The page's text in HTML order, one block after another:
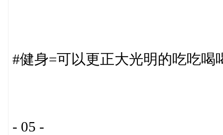
#健身=可以更正大光明的吃吃喝
- 05 -